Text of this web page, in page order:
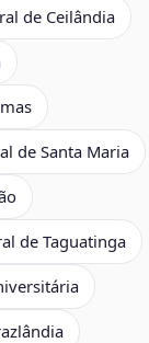
de Ceilândia
de Santa Maria
de Taguatinga